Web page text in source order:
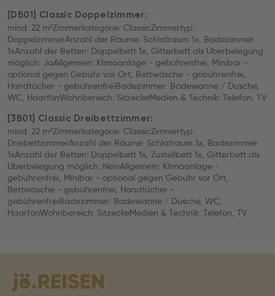
[DB01] Classic Doppelzimmer:
mind. 22 m²Zimmerkategorie: ClassicZimmertyp:
DoppelzimmerAnzahl der Räume: Schlafraum 1x, Badezimmer
1xAnzahl der Betten: Doppelbett 1x, Gitterbett als Überbelegung
möglich: JaAllgemein: Klimaanlage - gebührenfrei, Minibar -
optional gegen Gebühr vor Ort, Bettwäsche - gebührenfrei,
Handtücher - gebührenfreiBadezimmer: Badewanne / Dusche,
WC, HaarfönWohnbereich: SitzeckeMedien & Technik: Telefon, TV
[3B01] Classic Dreibettzimmer:
mind. 22 m²Zimmerkategorie: ClassicZimmertyp:
DreibettzimmerAnzahl der Räume: Schlafraum 1x, Badezimmer
1xAnzahl der Betten: Doppelbett 1x, Zustellbett 1x, Gitterbett als
Überbelegung möglich: NeinAllgemein: Klimaanlage -
gebührenfrei, Minibar - optional gegen Gebühr vor Ort,
Bettwäsche - gebührenfrei, Handtücher -
gebührenfreiBadezimmer: Badewanne / Dusche, WC,
HaarfönWohnbereich: SitzeckeMedien & Technik: Telefon, TV